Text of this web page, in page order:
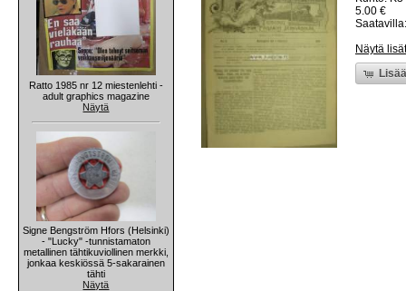
Ratto 1985 nr 12 miestenlehti -
adult graphics magazine
Näytä
Signe Bengström Hfors (Helsinki)
- "Lucky" -tunnistamaton
metallinen tähtikuviollinen merkki,
jonkaa keskiössä 5-sakarainen
tähti
Näytä
5.00 €
Näytä